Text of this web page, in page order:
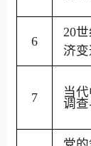
6
20世
济
7
当
调